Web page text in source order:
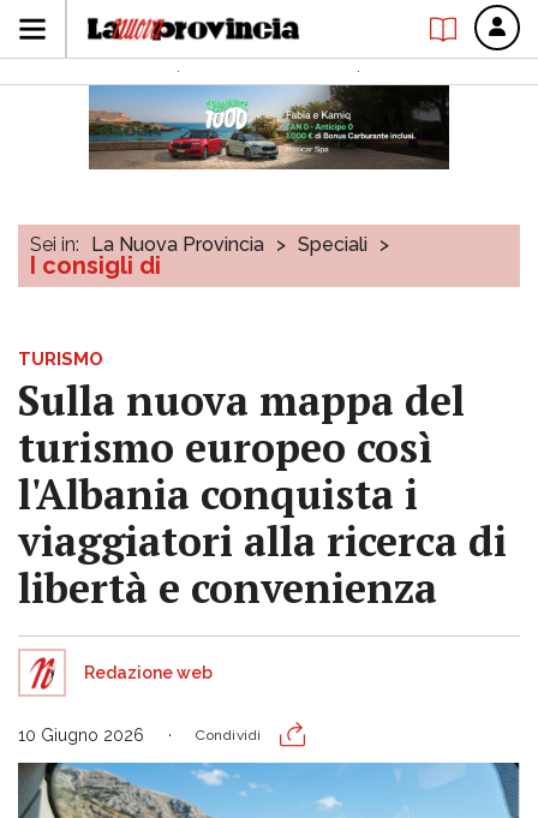
Sei in: La Nuova Provincia > Speciali >
I consigli di
TURISMO
Sulla nuova mappa del
turismo europeo così
l'Albania conquista i
viaggiatori alla ricerca di
libertà e convenienza
Redazione web
10 Giugno 2026 Condividi